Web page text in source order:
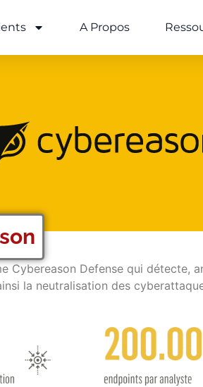
A Propos
Cybereason Defense qui détecte,
la neutralisation des